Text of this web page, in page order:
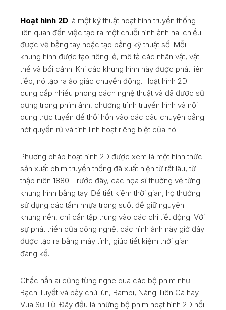
Hoạt hình 2D là một kỹ thuật hoạt hình truyền thống
liên quan đến việc tạo ra một chuỗi hình ảnh hai chiều
được vẽ bằng tay hoặc tạo bằng kỹ thuật số. Mỗi
khung hình được tạo riêng lẻ, mô tả các nhân vật, vật
thể và bối cảnh. Khi các khung hình này được phát liên
tiếp, nó tạo ra ảo giác chuyển động. Hoạt hình 2D
cung cấp nhiều phong cách nghệ thuật và đã được sử
dụng trong phim ảnh, chương trình truyền hình và nội
dung trực tuyến để thổi hồn vào các câu chuyện bằng
nét quyến rũ và tính linh hoạt riêng biệt của nó.
Phương pháp hoạt hình 2D được xem là một hình thức
sản xuất phim truyền thống đã xuất hiện từ rất lâu, từ
thập niên 1880. Trước đây, các họa sĩ thường vẽ từng
khung hình bằng tay. Để tiết kiệm thời gian, họ thường
sử dụng các tấm nhựa trong suốt để giữ nguyên
khung nền, chỉ cần tập trung vào các chi tiết động. Với
sự phát triển của công nghệ, các hình ảnh này giờ đây
được tạo ra bằng máy tính, giúp tiết kiệm thời gian
đáng kể.
Chắc hẳn ai cũng từng nghe qua các bộ phim như
Bạch Tuyết và bảy chú lùn, Bambi, Nàng Tiên Cá hay
Vua Sư Tử. Đây đều là những bộ phim hoạt hình 2D nổi